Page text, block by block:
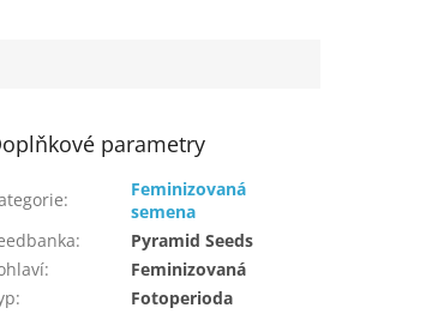
parametry
:
Feminizovaná
semena
:
Pyramid Seeds
:
Feminizovaná
:
Fotoperioda